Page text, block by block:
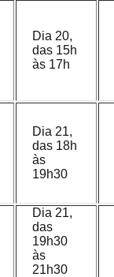
Dia 20,
das 15h
às 17h
Dia 21,
das 18h
às
19h30
Dia 21,
das
19h30
às
21h30